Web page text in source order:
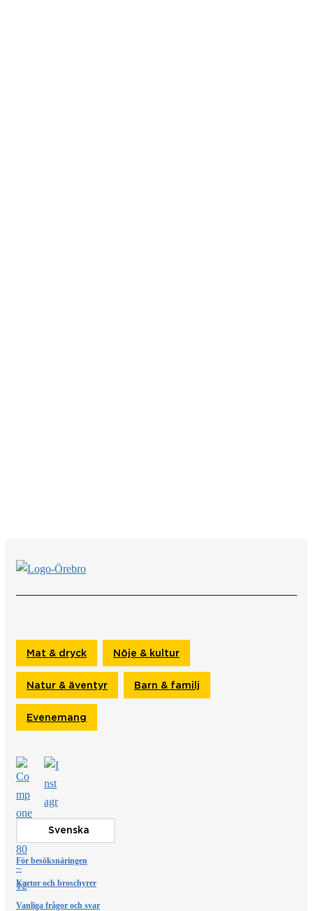
Svenska
Mat & dryck Nöje & kultur
Natur & äventyr Barn & familj
Evenemang
För besöksnäringen
Kartor och broschyrer
Vanliga frågor och svar